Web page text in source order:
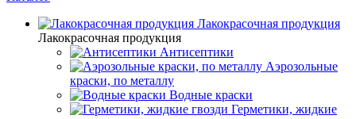
Лакокрасочная продукция
Лакокрасочная продукция
Антисептики
Аэрозольные
краски, по металлу
Водные краски
Герметики, жидкие